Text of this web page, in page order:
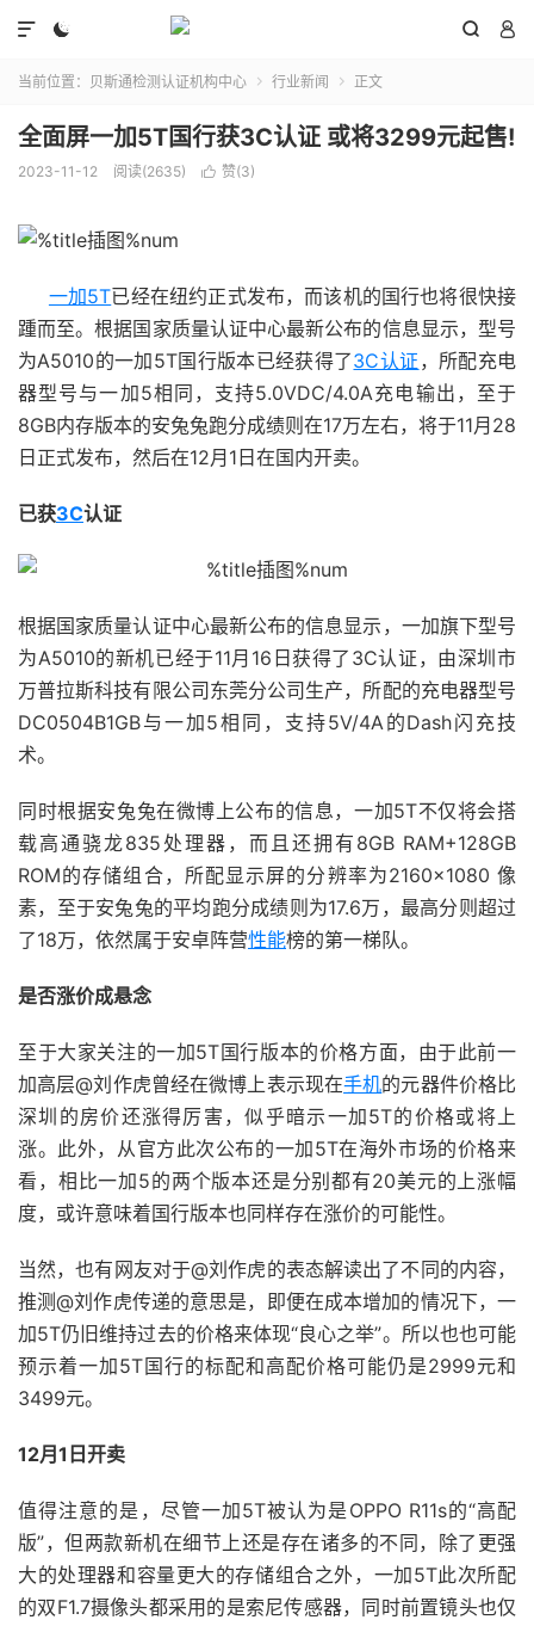
  

当前位置： 贝斯通检测认证机构中心  行业新闻  正文
全面屏一加5T国行获3C认证 或将3299元起售!
2023-11-12 阅读(2635)  赞(3)
一加5T已经在纽约正式发布，而该机的国行也将很快接
踵而至。根据国家质量认证中心最新公布的信息显示，型号
为A5010的一加5T国行版本已经获得了3C认证 ，所配充电
器型号与一加5相同，支持5.0VDC/4.0A充电输出，至于
8GB内存版本的安兔兔跑分成绩则在17万左右，将于11月28
日正式发布，然后在12月1日在国内开卖。
已获3C认证
根据国家质量认证中心最新公布的信息显示，一加旗下型号
为A5010的新机已经于11月16日获得了3C认证，由深圳市
万普拉斯科技有限公司东莞分公司生产，所配的充电器型号
DC0504B1GB与一加5相同，支持5V/4A的Dash闪充技
术。
同时根据安兔兔在微博上公布的信息，一加5T不仅将会搭
载高通骁龙835处理器，而且还拥有8GB RAM+128GB
ROM的存储组合，所配显示屏的分辨率为2160×1080 像
素，至于安兔兔的平均跑分成绩则为17.6万，最高分则超过
了18万，依然属于安卓阵营性能榜的第一梯队。
是否涨价成悬念
至于大家关注的一加5T国行版本的价格方面，由于此前一
加高层@刘作虎曾经在微博上表示现在手机的元器件价格比
深圳的房价还涨得厉害，似乎暗示一加5T的价格或将上
涨。此外，从官方此次公布的一加5T在海外市场的价格来
看，相比一加5的两个版本还是分别都有20美元的上涨幅
度，或许意味着国行版本也同样存在涨价的可能性。
当然，也有网友对于@刘作虎的表态解读出了不同的内容，
推测@刘作虎传递的意思是，即便在成本增加的情况下，一
加5T仍旧维持过去的价格来体现“良心之举”。所以也也可能
预示着一加5T国行的标配和高配价格可能仍是2999元和
3499元。
12月1日开卖
值得注意的是，尽管一加5T被认为是OPPO R11s的“高配
版”，但两款新机在细节上还是存在诸多的不同，除了更强
大的处理器和容量更大的存储组合之外，一加5T此次所配
的双F1.7摄像头都采用的是索尼传感器，同时前置镜头也仅